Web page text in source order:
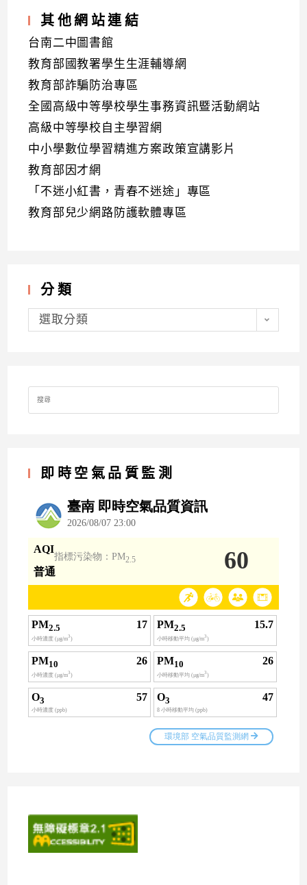
其他網站連結
台南二中圖書館
教育部國教署學生生涯輔導網
教育部詐騙防治專區
全國高級中等學校學生事務資訊暨活動網站
高級中等學校自主學習網
中小學數位學習精進方案政策宣講影片
教育部因才網
「不迷小紅書，青春不迷途」專區
教育部兒少網路防護軟體專區
分類
分
類選取分類
Search
for:
即時空氣品質監測